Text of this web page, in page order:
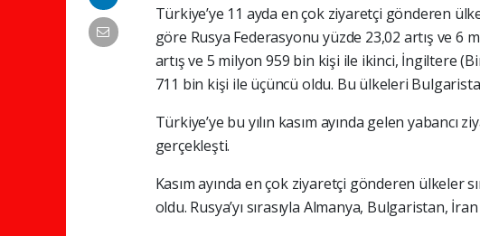
Türkiye’ye 11 ayda en çok ziyaretçi gönderen
göre Rusya Federasyonu yüzde 23,02 artış ve 6
artış ve 5 milyon 959 bin kişi ile ikinci, İngiltere
711 bin kişi ile üçüncü oldu. Bu ülkeleri
Türkiye’ye bu yılın kasım ayında gelen yabancı
gerçekleşti.
Kasım ayında en çok ziyaretçi gönderen ülkeler
oldu. Rusya’yı sırasıyla Almanya, Bulgaristan,